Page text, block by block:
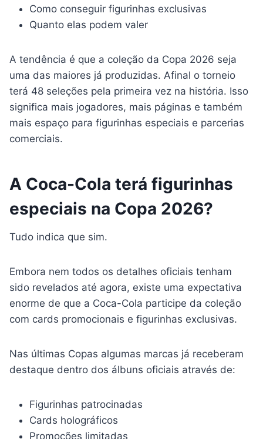
Como conseguir figurinhas exclusivas
Quanto elas podem valer
A tendência é que a coleção da Copa 2026 seja
uma das maiores já produzidas. Afinal o torneio
terá 48 seleções pela primeira vez na história. Isso
significa mais jogadores, mais páginas e também
mais espaço para figurinhas especiais e parcerias
comerciais.
A Coca-Cola terá figurinhas
especiais na Copa 2026?
Tudo indica que sim.
Embora nem todos os detalhes oficiais tenham
sido revelados até agora, existe uma expectativa
enorme de que a Coca-Cola participe da coleção
com cards promocionais e figurinhas exclusivas.
Nas últimas Copas algumas marcas já receberam
destaque dentro dos álbuns oficiais através de:
Figurinhas patrocinadas
Cards holográficos
Promoções limitadas